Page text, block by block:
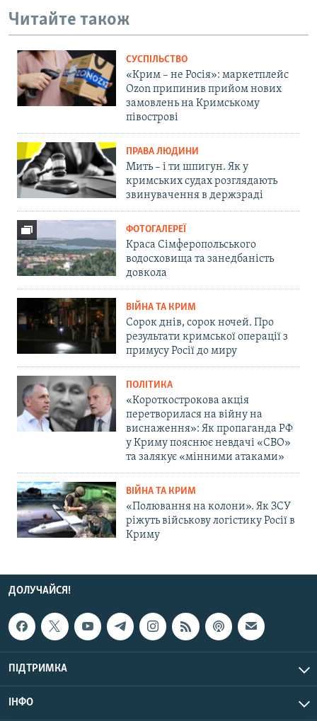
Читайте також
СУСПІЛЬСТВО
«Крим – не Росія»: маркетплейс
Ozon припинив прийом нових
замовлень на Кримському
півострові
ПРАВА ЛЮДИНИ
Мить – і ти шпигун. Як у
кримських судах розглядають
звинувачення в держзраді
ФОТОГАЛЕРЕЇ
Краса Сімферопольського
водосховища та занедбаність
довкола
ВІЙНА ТА КРИМ
Сорок днів, сорок ночей. Про
результати кримської операції з
примусу Росії до миру
ПОЛІТИКА
«Короткострокова акція
перетворилася на війну на
виснаження»: Як пропаганда РФ
у Криму пояснює невдачі «СВО»
та залякує «мінними атаками»
ВІЙНА ТА КРИМ
«Полювання на колони». Як ЗСУ
ріжуть військову логістику Росії в
Криму
ДОЛУЧАЙСЯ!
ПІДТРИМКА
ІНФО